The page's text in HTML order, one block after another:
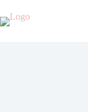
do
treści